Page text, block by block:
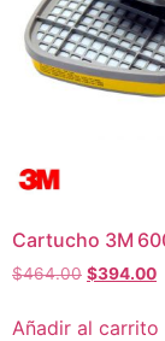
Cartucho 3M
$464.00 $394.00
Añadir al carrito